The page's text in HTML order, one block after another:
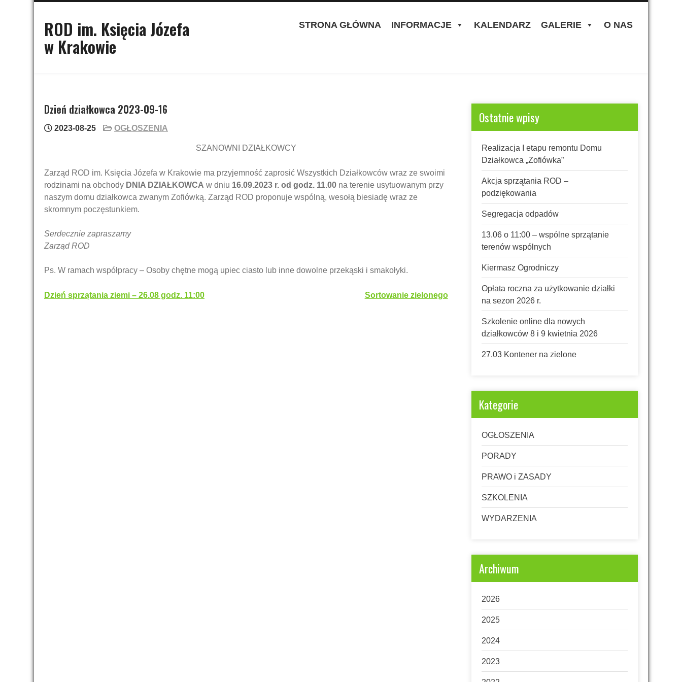
ROD im. Księcia Józefa
w Krakowie
STRONA GŁÓWNA INFORMACJE KALENDARZ GALERIE O NAS
Dzień działkowca 2023-09-16
2023-08-25 OGŁOSZENIA
SZANOWNI DZIAŁKOWCY
Zarząd ROD im. Księcia Józefa w Krakowie ma przyjemność zaprosić Wszystkich Działkowców wraz ze swoimi
rodzinami na obchody DNIA DZIAŁKOWCA w dniu 16.09.2023 r. od godz. 11.00 na terenie usytuowanym przy
naszym domu działkowca zwanym Zofiówką. Zarząd ROD proponuje wspólną, wesołą biesiadę wraz ze
skromnym poczęstunkiem.
Serdecznie zapraszamy
Zarząd ROD
Ps. W ramach współpracy – Osoby chętne mogą upiec ciasto lub inne dowolne przekąski i smakołyki.
Nawigacja
Dzień sprzątania ziemi – 26.08 godz. 11:00 Sortowanie zielonego
Ostatnie wpisy
Realizacja I etapu remontu Domu
Działkowca „Zofiówka”
Akcja sprzątania ROD –
podziękowania
Segregacja odpadów
13.06 o 11:00 – wspólne sprzątanie
terenów wspólnych
Kiermasz Ogrodniczy
Opłata roczna za użytkowanie działki
na sezon 2026 r.
Szkolenie online dla nowych
działkowców 8 i 9 kwietnia 2026
27.03 Kontener na zielone
Kategorie
OGŁOSZENIA
PORADY
PRAWO i ZASADY
SZKOLENIA
WYDARZENIA
Archiwum
2026
2025
2024
2023